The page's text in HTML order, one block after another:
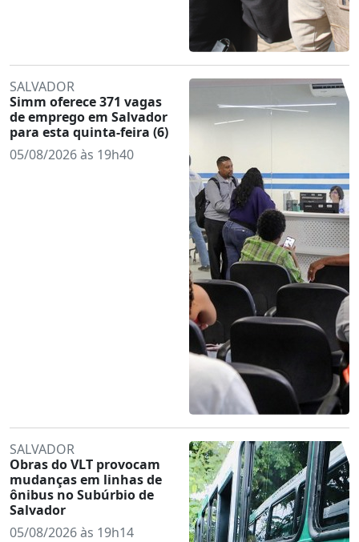
SALVADOR
Simm oferece 371 vagas
de emprego em Salvador
para esta quinta-feira (6)
05/08/2026 às 19h40
SALVADOR
Obras do VLT provocam
mudanças em linhas de
ônibus no Subúrbio de
Salvador
05/08/2026 às 19h14